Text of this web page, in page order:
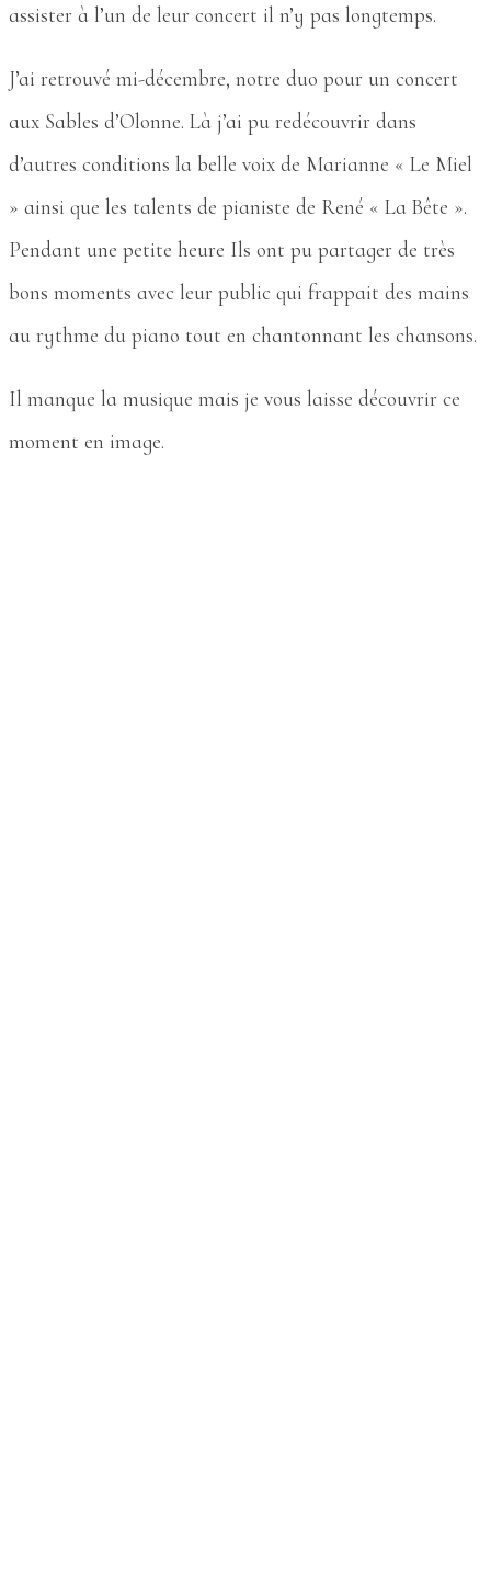
assister à l’un de leur concert il n’y pas longtemps.
J’ai retrouvé mi-décembre, notre duo pour un concert
aux Sables d’Olonne. Là j’ai pu redécouvrir dans
d’autres conditions la belle voix de Marianne « Le Miel
» ainsi que les talents de pianiste de René « La Bête ».
Pendant une petite heure Ils ont pu partager de très
bons moments avec leur public qui frappait des mains
au rythme du piano tout en chantonnant les chansons.
Il manque la musique mais je vous laisse découvrir ce
moment en image.